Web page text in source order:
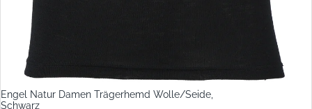
Engel Natur Damen Trägerhemd Wolle/Seide,
Schwarz